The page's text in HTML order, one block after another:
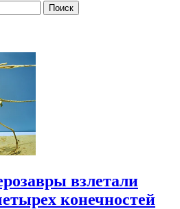
взлетали
конечностей